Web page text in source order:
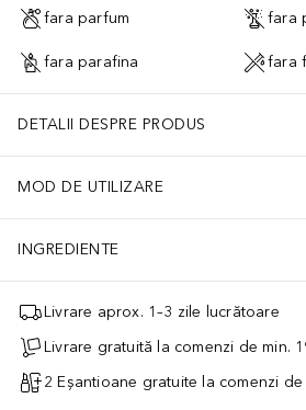
fara parfum fara
fara parafina fara
DETALII DESPRE PRODUS
MOD DE UTILIZARE
INGREDIENTE
Livrare aprox. 1–3 zile lucrătoare
Livrare gratuită la comenzi de min.
2 Eșantioane gratuite la comenzi de